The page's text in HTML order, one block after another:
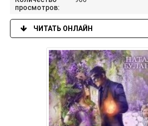
просмотров:
ЧИТАТЬ ОНЛАЙН